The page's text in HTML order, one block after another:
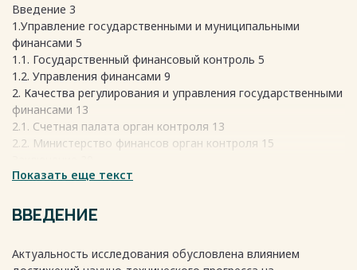
Введение 3
1.Управление государственными и муниципальными
финансами 5
1.1. Государственный финансовый контроль 5
1.2. Управления финансами 9
2. Качества регулирования и управления государственными
финансами 13
2.1. Счетная палата орган контроля 13
2.2. Министерство финансов орган контроля 15
Список использованных источников и литературы 22
Показать еще текст
ВВЕДЕНИЕ
Актуальность исследования обусловлена влиянием